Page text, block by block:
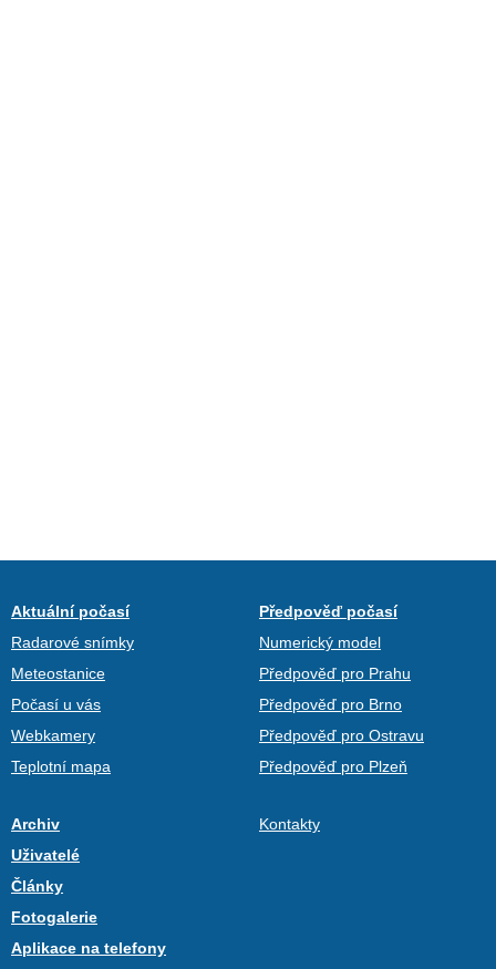
Aktuální počasí
Radarové snímky
Meteostanice
Počasí u vás
Webkamery
Teplotní mapa
Předpověď počasí
Numerický model
Předpověď pro Prahu
Předpověď pro Brno
Předpověď pro Ostravu
Předpověď pro Plzeň
Archiv
Uživatelé
Články
Fotogalerie
Aplikace na telefony
Kontakty